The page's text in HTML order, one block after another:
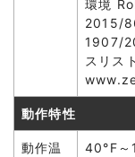
環境
2015/
1907/
スリス
動作特性
動作温
40°F